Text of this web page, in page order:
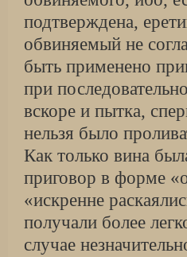
подтверждена,
обвиняемый не
быть применено
при
вскоре и пытка,
нельзя было
Как только вина
приговор в форме
«искренне
получали более
случае